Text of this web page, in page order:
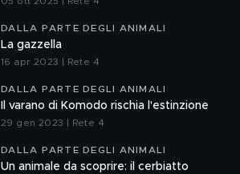
DALLA PARTE DEGLI ANIMALI
La gazzella
16 apr 2023 | Rete 4
DALLA PARTE DEGLI ANIMALI
Il varano di Komodo rischia l'estinzione
29 gen 2023 | Rete 4
DALLA PARTE DEGLI ANIMALI
Un animale da scoprire: il cerbiatto